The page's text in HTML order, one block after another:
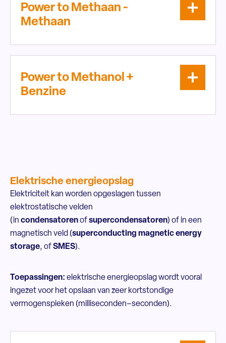
Power to Methaan -
Methaan
Power to Methanol +
Benzine
Elektrische energieopslag
Elektriciteit kan worden opgeslagen tussen
elektrostatische velden
(in condensatorenofsupercondensatoren) of in een
magnetisch veld (superconducting magnetic energy
storage, ofSMES).
Toepassingen: elektrische energieopslag wordt vooral
ingezet voor het opslaan van zeer kortstondige
vermogenspieken (milliseconden–seconden).